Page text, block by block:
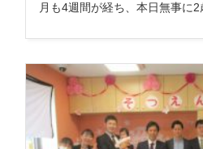
月も4週間が経ち、本日無事に